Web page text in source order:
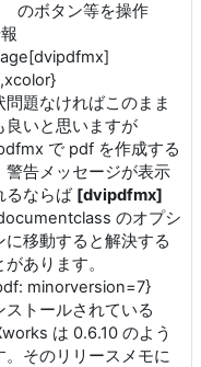
のボタン等を操作
問題なければこのまま
良いと思いますが
で pdf を作成する
警告メッセージが表示
るならば [dvipdfmx]
のオプシ
に移動すると解決する
があります。
minorversion=7}
ストールされている
は 0.6.10 のよう
。そのリリースメモに